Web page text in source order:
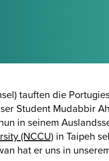
tauften die
Student Mudabbir
in seinem
(NCCU) in Taipeh
hat er uns in